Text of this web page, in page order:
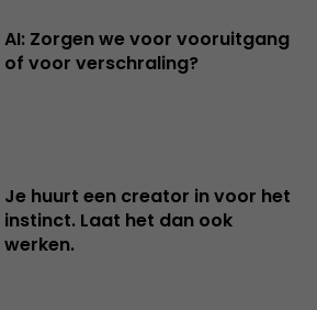
AI: Zorgen we voor vooruitgang
of voor verschraling?
Je huurt een creator in voor het
instinct. Laat het dan ook
werken.